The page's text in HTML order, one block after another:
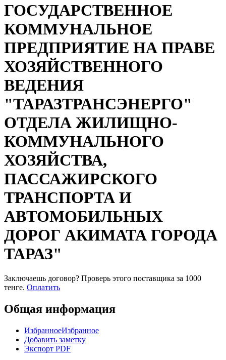
ГОСУДАРСТВЕННОЕ
КОММУНАЛЬНОЕ
ПРЕДПРИЯТИЕ НА ПРАВЕ
ХОЗЯЙСТВЕННОГО
ВЕДЕНИЯ
"ТАРАЗТРАНСЭНЕРГО"
ОТДЕЛА ЖИЛИЩНО-
КОММУНАЛЬНОГО
ХОЗЯЙСТВА,
ПАССАЖИРСКОГО
ТРАНСПОРТА И
АВТОМОБИЛЬНЫХ
ДОРОГ АКИМАТА ГОРОДА
ТАРАЗ"
Заключаешь договор? Проверь этого поставщика за 1000
тенге. Оплатить
Общая информация
ИзбранноеИзбранное
Добавить заметку
Экспорт PDF